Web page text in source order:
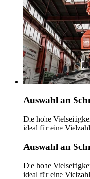
Auswahl an
Die hohe
ideal für eine
Auswahl an
Die hohe
ideal für eine